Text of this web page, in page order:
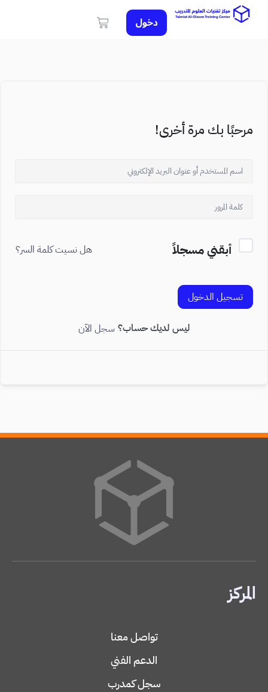
دخول
مرحبًا بك مرة أخرى!
أبقني مسجلاً هل نسيت كلمة السر؟
تسجيل الدخول
ليس لديك حساب؟ سجل الآن
المركز
تواصل معنا
الدعم الفني
سجل كمدرب